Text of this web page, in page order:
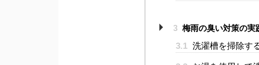
3 梅雨の臭い対策の実
3.1 洗濯槽を掃除す